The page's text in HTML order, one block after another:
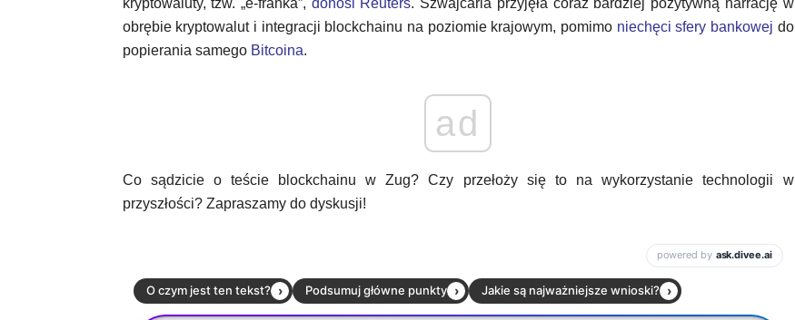
obrębie kryptowalut i integracji blockchainu na poziomie krajowym, pomimo niechęci sfery bankowej do
popierania samego Bitcoina.
ad
Co sądzicie o teście blockchainu w Zug? Czy przełoży się to na wykorzystanie technologii w
przyszłości? Zapraszamy do dyskusji!